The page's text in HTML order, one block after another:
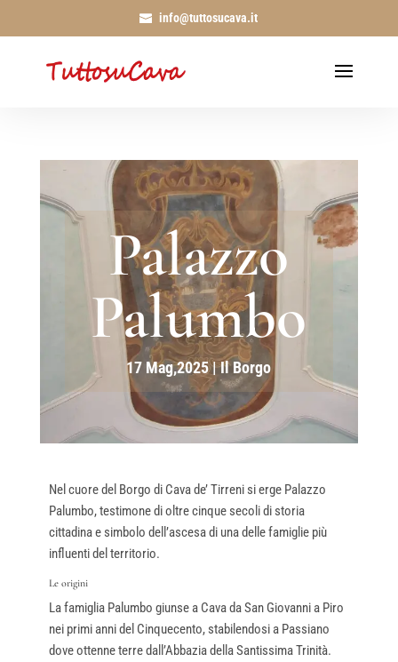
info@tuttosucava.it
Palazzo
Palumbo
17 Mag,2025|Il Borgo
Nel cuore del Borgo di Cava de’ Tirreni si erge Palazzo
Palumbo, testimone di oltre cinque secoli di storia
cittadina e simbolo dell’ascesa di una delle famiglie più
influenti del territorio.
Le origini
La famiglia Palumbo giunse a Cava da San Giovanni a Piro
nei primi anni del Cinquecento, stabilendosi a Passiano
dove ottenne terre dall’Abbazia della Santissima Trinità.